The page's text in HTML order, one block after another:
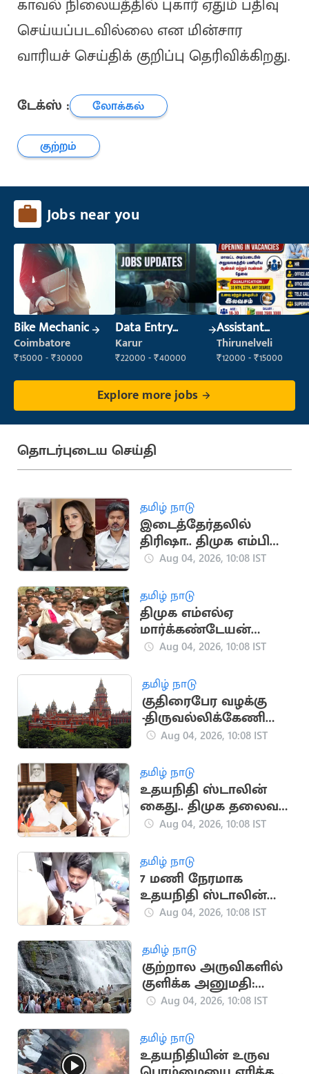
காவல் நிலையத்தில் புகார் ஏதும் பதிவு
செய்யப்படவில்லை என மின்சார
வாரியச் செய்திக் குறிப்பு தெரிவிக்கிறது.
டேக்ஸ் :
லோக்கல்
குற்றம்
Jobs near you
Bike Mechanic
Coimbatore
₹15000 - ₹30000
Data Entry
Operator
Karur
₹22000 - ₹40000
Assistant
Manager
Thirunelveli
₹12000 - ₹15000
Explore more jobs
தொடர்புடைய செய்தி
தமிழ் நாடு
இடைத்தேர்தலில்
திரிஷா.. திமுக எம்பி
அப்துல்லா பகீர்!
Aug 04, 2026, 10:08 IST
தமிழ் நாடு
திமுக எம்எல்ஏ
மார்க்கண்டேயன்
ஜாமீனில் விடுதலை
Aug 04, 2026, 10:08 IST
தமிழ் நாடு
குதிரைபேர வழக்கு
-திருவல்லிக்கேணி
போலீஸ்
Aug 04, 2026, 10:08 IST
தமிழ் நாடு
உதயநிதி ஸ்டாலின்
கைது.. திமுக தலைவர்
மு.க.ஸ்டாலின்
Aug 04, 2026, 10:08 IST
தமிழ் நாடு
7 மணி நேரமாக
உதயநிதி ஸ்டாலின்
அலைக்கழிப்பு
Aug 04, 2026, 10:08 IST
தமிழ் நாடு
குற்றால அருவிகளில்
குளிக்க அனுமதி:
சுற்றுலாப்
மகிழ்ச்சி
Aug 04, 2026, 10:08 IST
தமிழ் நாடு
உதயநிதியின் உருவ